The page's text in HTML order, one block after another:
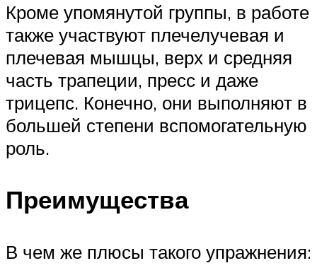
Кроме упомянутой группы, в работе
также участвуют плечелучевая и
плечевая мышцы, верх и средняя
часть трапеции, пресс и даже
трицепс. Конечно, они выполняют в
большей степени вспомогательную
роль.
Преимущества
В чем же плюсы такого упражнения: